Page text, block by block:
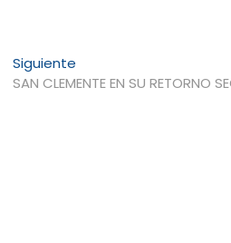
Siguiente
siguiente:
SAN CLEMENTE EN SU RETORNO